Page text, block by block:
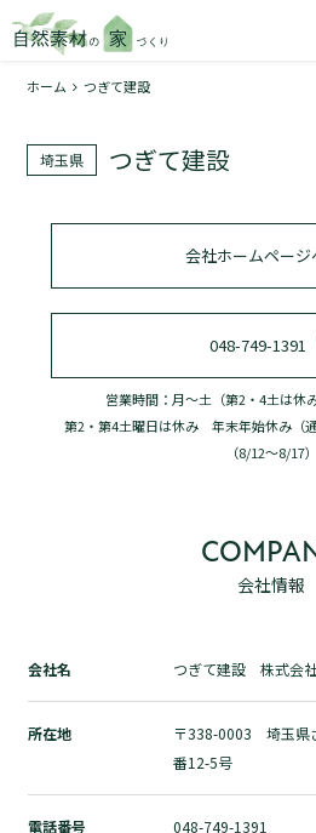
1
資料請求する
自然素材の家づくりとは？
運営会社
プライバシーポリシー
ホーム つぎて建設
埼玉県 つぎて建設
会社ホームページ
048-749-1391
営業時間：月～土（第2・4土は
第2・第4土曜日は休み 年末年始休み（
（8/12～8/17）
会社情報
会社名 つぎて建設 株式会
所在地
〒338-0003 埼玉県
番12-5号
電話番号 048-749-1391